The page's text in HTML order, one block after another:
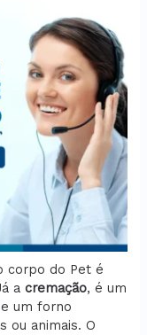
corpo do Pet é
acremação, é um
um forno
ou animais. O